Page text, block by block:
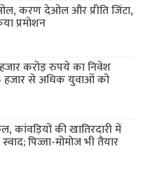
करण देओल और प्रीति जिंटा,
प्रमोशन
करोड़ रुपये का निवेश
हजार से अधिक युवाओं को
कांवड़ियों की खातिरदारी में
पिज्जा-मोमोज भी तैयार